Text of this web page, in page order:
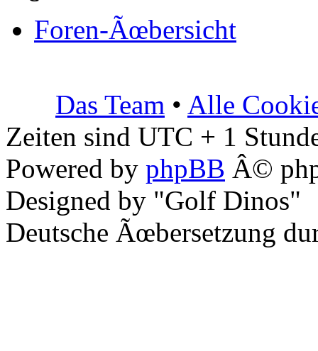
Foren-Ãœbersicht
Das Team • Alle
Zeiten sind UTC + 1
Powered by phpBB Â©
Designed by "Golf Dinos"
Deutsche Ãœbersetzung